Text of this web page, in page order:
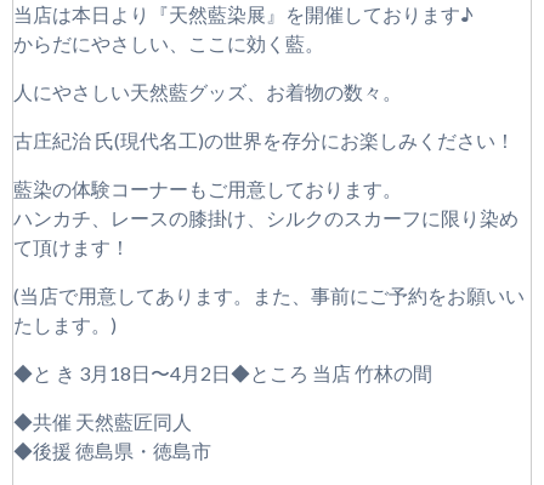
当店は本日より『天然藍染展』を開催しております♪
からだにやさしい、ここに効く藍。
人にやさしい天然藍グッズ、お着物の数々。
古庄紀治 氏(現代名工)の世界を存分にお楽しみください！
藍染の体験コーナーもご用意しております。
ハンカチ、レースの膝掛け、シルクのスカーフに限り染め
て頂けます！
(当店で用意してあります。また、事前にご予約をお願いい
たします。)
◆と き 3月18日〜4月2日◆ところ 当店 竹林の間
◆共催 天然藍匠同人
◆後援 徳島県・徳島市